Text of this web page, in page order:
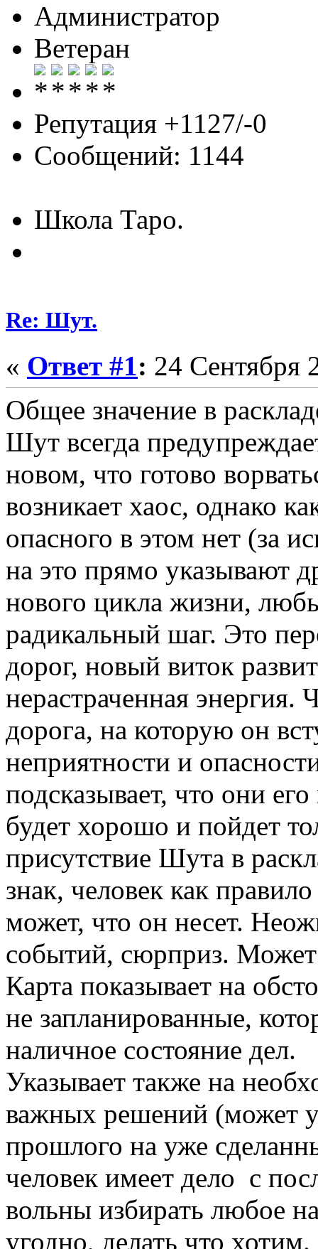
Администратор
Ветеран
Репутация +1127/-0
Сообщений: 1144
Школа Таро.
Re: Шут.
« Ответ #1 : 24 Сентября
Общее значение в
Шут всегда
новом, что готово
возникает хаос, однако
опасного в этом нет (за
на это прямо указывают
нового цикла жизни,
радикальный шаг. Это
дорог, новый виток
нерастраченная энергия.
дорога, на которую он
неприятности и
подсказывает, что они
будет хорошо и пойдет
присутствие Шута в
знак, человек как
может, что он несет.
событий, сюрприз.
Карта показывает на
не запланированные,
наличное состояние дел.
Указывает также на
важных решений (может
прошлого на уже
человек имеет дело с
вольны избирать любое
угодно, делать что